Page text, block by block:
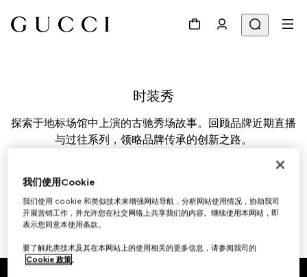
探索于地标场馆中上演的古驰秀场故事。回顾品牌近期直播
与过往系列，领略品牌传承的创新之路。
Footer
我们使用Cookie
我们使用 cookie 和类似技术来增强网站导航，分析网站使用情况，协助我司
开展营销工作，并允许您在社交网络上共享我们的内容。继续使用本网站，即
表示您同意本使用条款。
要了解此类技术及其在本网站上的使用相关的更多信息，请参阅我司的
Cookie 政策。